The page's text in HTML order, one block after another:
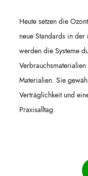
Heute setzen die
neue Standards in
werden die Systeme
Materialien. Sie
Verträglichkeit und
Praxisalltag.